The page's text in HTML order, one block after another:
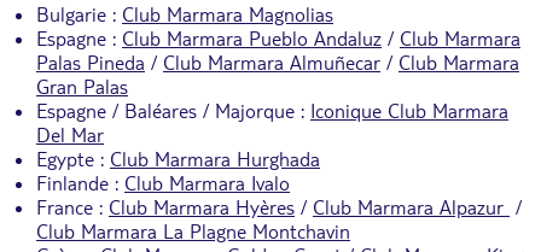
Bulgarie : Club Marmara Magnolias
Espagne : Club Marmara Pueblo Andaluz / Club Marmara
Palas Pineda / Club Marmara Almuñecar / Club Marmara
Gran Palas
Espagne / Baléares / Majorque : Iconique Club Marmara
Del Mar
Egypte : Club Marmara Hurghada
Finlande : Club Marmara Ivalo
France : Club Marmara Hyères / Club Marmara Alpazur /
Club Marmara La Plagne Montchavin